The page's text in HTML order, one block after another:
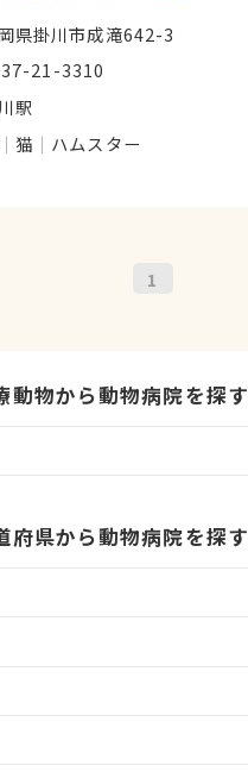
県掛川市成滝642-3
21-3310
駅
猫 ハムスター
1
動物から動物病院を探す
府県から動物病院を探す